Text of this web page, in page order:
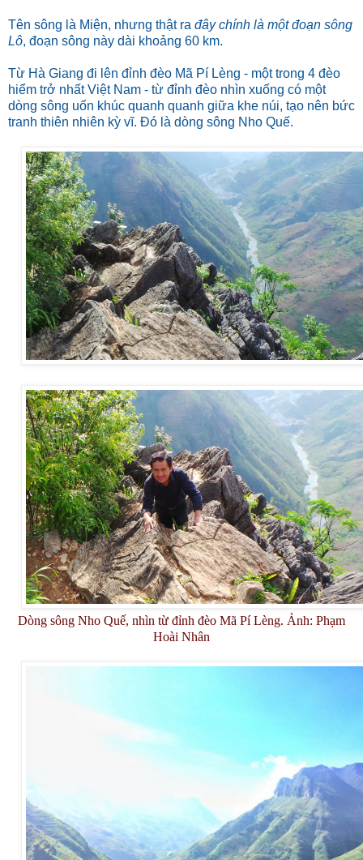
Tên sông là Miện, nhưng thật ra đây chính là một đoạn sông
Lô, đoạn sông này dài khoảng 60 km.
Từ Hà Giang đi lên đỉnh đèo Mã Pí Lèng - một trong 4 đèo
hiểm trở nhất Việt Nam - từ đỉnh đèo nhìn xuống có một
dòng sông uốn khúc quanh quanh giữa khe núi, tạo nên bức
tranh thiên nhiên kỳ vĩ. Đó là dòng sông Nho Quế.
Dòng sông Nho Quế, nhìn từ đỉnh đèo Mã Pí Lèng. Ảnh: Phạm
Hoài Nhân